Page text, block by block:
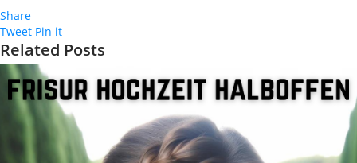
Share
Tweet Pin it
Related Posts